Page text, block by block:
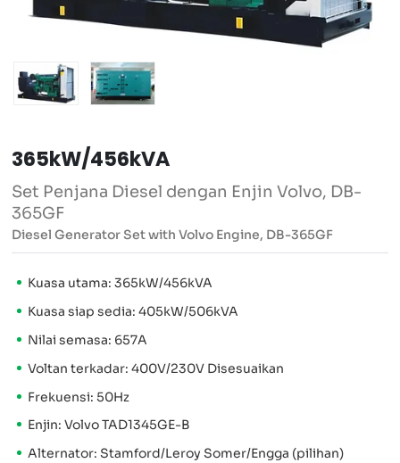
365kW/456kVA
Set Penjana Diesel dengan Enjin Volvo, DB-
365GF
Diesel Generator Set with Volvo Engine, DB-365GF
Kuasa utama: 365kW/456kVA
Kuasa siap sedia: 405kW/506kVA
Nilai semasa: 657A
Voltan terkadar: 400V/230V Disesuaikan
Frekuensi: 50Hz
Enjin: Volvo TAD1345GE-B
Alternator: Stamford/Leroy Somer/Engga (pilihan)